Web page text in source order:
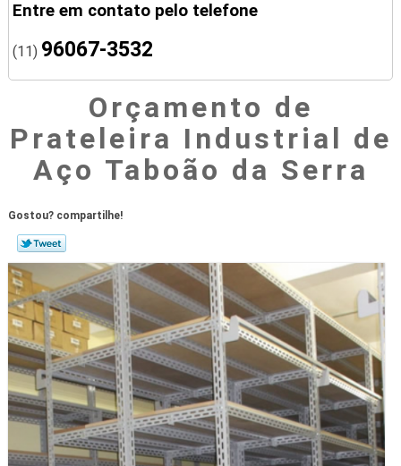
Entre em contato pelo telefone
(11) 96067-3532
Orçamento de
Prateleira Industrial de
Aço Taboão da Serra
Gostou? compartilhe!